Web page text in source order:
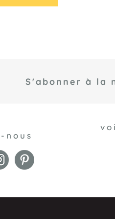
S'abonner à la
nous